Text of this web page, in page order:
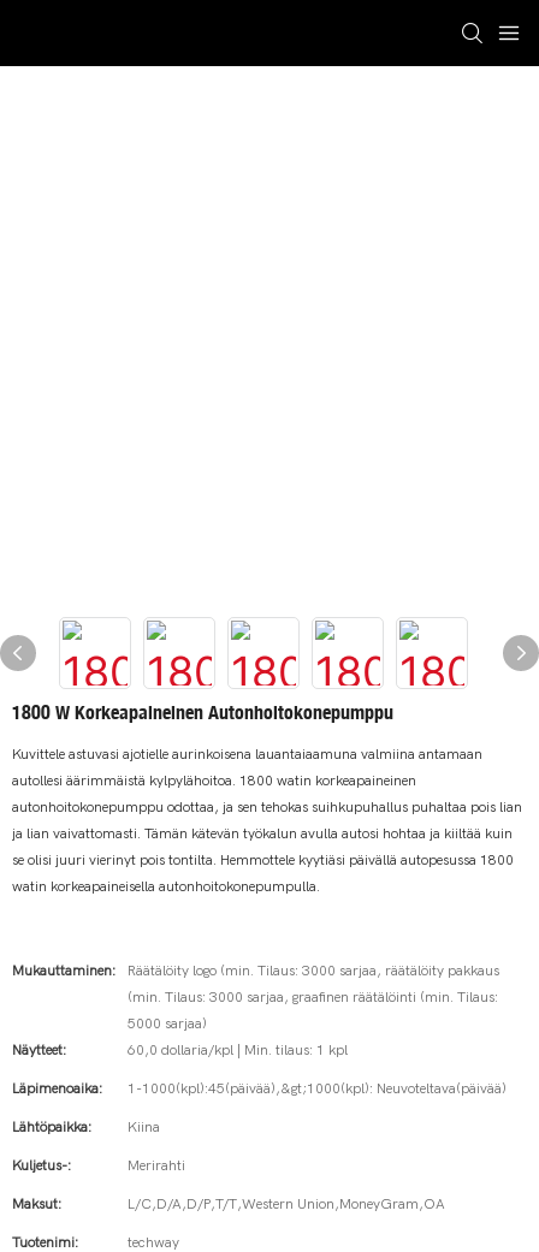
1800 W Korkeapaineinen Autonhoitokonepumppu
Kuvittele astuvasi ajotielle aurinkoisena lauantaiaamuna valmiina antamaan
autollesi äärimmäistä kylpylähoitoa. 1800 watin korkeapaineinen
autonhoitokonepumppu odottaa, ja sen tehokas suihkupuhallus puhaltaa pois lian
ja lian vaivattomasti. Tämän kätevän työkalun avulla autosi hohtaa ja kiiltää kuin
se olisi juuri vierinyt pois tontilta. Hemmottele kyytiäsi päivällä autopesussa 1800
watin korkeapaineisella autonhoitokonepumpulla.
Mukauttaminen:
Räätälöity logo (min. Tilaus: 3000 sarjaa, räätälöity pakkaus
(min. Tilaus: 3000 sarjaa, graafinen räätälöinti (min. Tilaus:
5000 sarjaa)
Näytteet:
60,0 dollaria/kpl | Min. tilaus: 1 kpl
Läpimenoaika: 1-1000(kpl):45(päivää),&gt;1000(kpl): Neuvoteltava(päivää)
Lähtöpaikka: Kiina
Kuljetus-: Merirahti
Maksut: L/C,D/A,D/P,T/T,Western Union,MoneyGram,OA
Tuotenimi: techway